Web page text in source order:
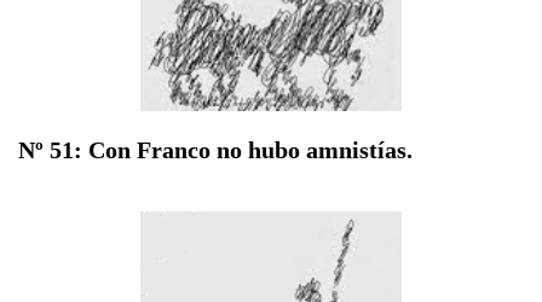
Nº 51: Con Franco no hubo amnistías.